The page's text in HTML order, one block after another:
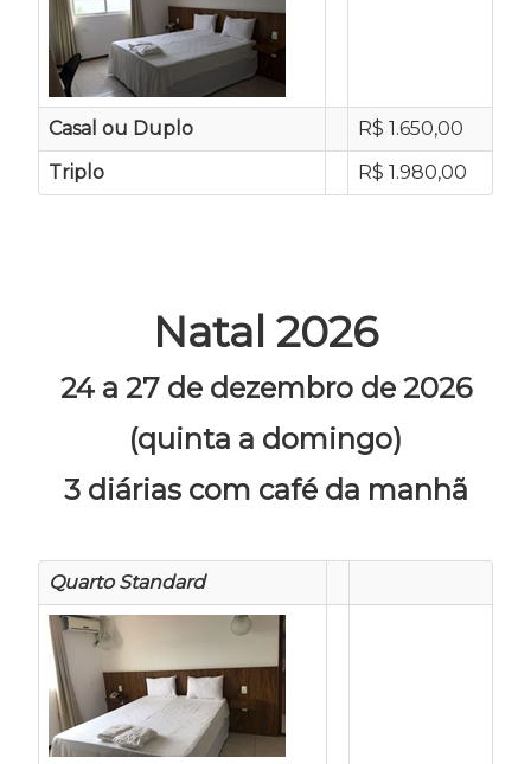
Casal ou Duplo
R$ 1.650,00
Triplo
R$ 1.980,00
Natal 2026
24 a 27 de dezembro de 2026
(quinta a domingo)
3 diárias com café da manhã
Quarto Standard